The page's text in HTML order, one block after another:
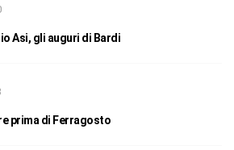
Asi, gli auguri di Bardi
prima di Ferragosto